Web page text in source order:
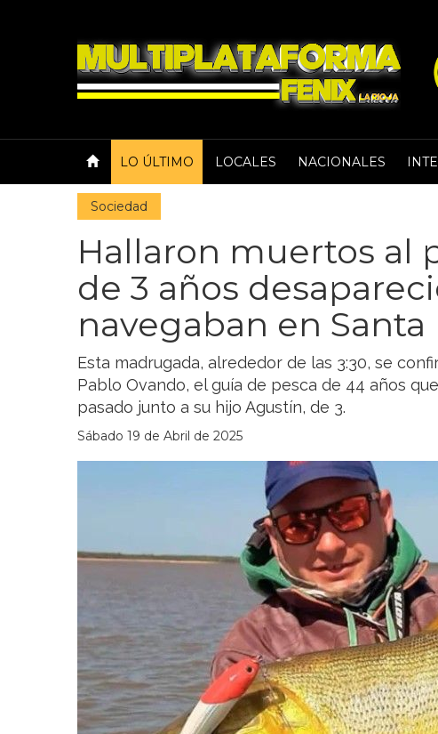
LO ÚLTIMO LOCALES NACIONALES
Sociedad
Hallaron muertos al
de 3 años
navegaban en Santa
Esta madrugada, alrededor de las 3:30, se
Pablo Ovando, el guía de pesca de 44 años
pasado junto a su hijo Agustín, de 3.
Sábado 19 de Abril de 2025